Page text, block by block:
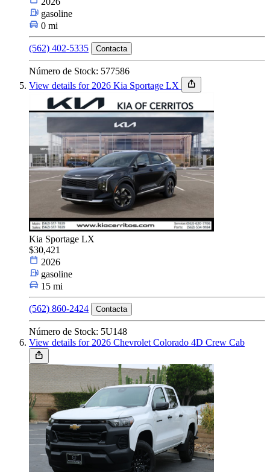
gasoline
0 mi
(562) 402-5335 Contacta
Número de Stock: 577586
View details for 2026 Kia Sportage LX
Kia Sportage LX
$30,421
2026
gasoline
15 mi
(562) 860-2424 Contacta
Número de Stock: 5U148
View details for 2026 Chevrolet Colorado 4D Crew Cab